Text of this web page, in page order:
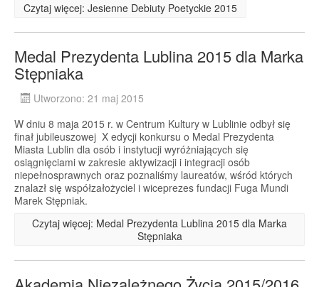
Czytaj więcej: Jesienne Debiuty Poetyckie 2015
Medal Prezydenta Lublina 2015 dla Marka
Stępniaka
Utworzono: 21 maj 2015
W dniu 8 maja 2015 r. w Centrum Kultury w Lublinie odbył się
finał jubileuszowej X edycji konkursu o Medal Prezydenta
Miasta Lublin dla osób i instytucji wyróżniających się
osiągnięciami w zakresie aktywizacji i integracji osób
niepełnosprawnych oraz poznaliśmy laureatów, wśród których
znalazł się współzałożyciel i wiceprezes fundacji Fuga Mundi
Marek Stępniak.
Czytaj więcej: Medal Prezydenta Lublina 2015 dla Marka
Stępniaka